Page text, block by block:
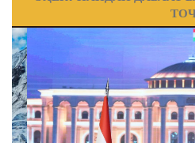
ПРЕДПОСЫЛКИ
ФИЛОЛОГИЧЕСКОГО
ВАСФИ МОДАР ДАР
صفحه‌ها